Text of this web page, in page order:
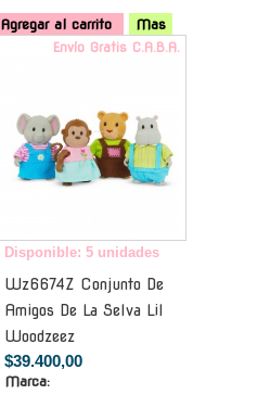
Agregar al carrito
Mas
Envío Gratis C.A.B.A.
Disponible: 5 unidades
Wz6674Z Conjunto De
Amigos De La Selva Lil
Woodzeez
$39.400,00
Marca: